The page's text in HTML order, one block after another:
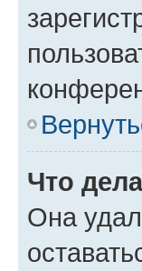
Что
Она